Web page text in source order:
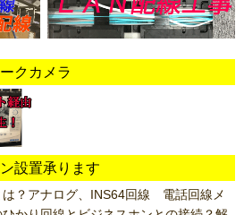
クカメラ
設置承ります
は？アナログ、INS64回線 電話回線メ